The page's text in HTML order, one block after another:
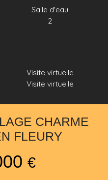
Salle d'eau
2
Visite virtuelle
Visite virtuelle
CHARME
FLEURY
€